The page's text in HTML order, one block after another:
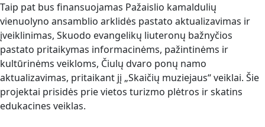
Taip pat bus finansuojamas Pažaislio kamaldulių
vienuolyno ansamblio arklidės pastato aktualizavimas ir
įveiklinimas, Skuodo evangelikų liuteronų bažnyčios
pastato pritaikymas informacinėms, pažintinėms ir
kultūrinėms veikloms, Čiulų dvaro ponų namo
aktualizavimas, pritaikant jį „Skaičių muziejaus“ veiklai. Šie
projektai prisidės prie vietos turizmo plėtros ir skatins
edukacines veiklas.